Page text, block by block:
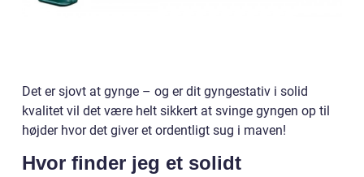
Det er sjovt at gynge – og er dit gyngestativ i solid
kvalitet vil det være helt sikkert at svinge gyngen op til
højder hvor det giver et ordentligt sug i maven!
Hvor finder jeg et solidt